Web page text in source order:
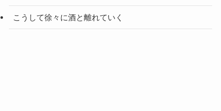
こうして徐々に酒と離れていく